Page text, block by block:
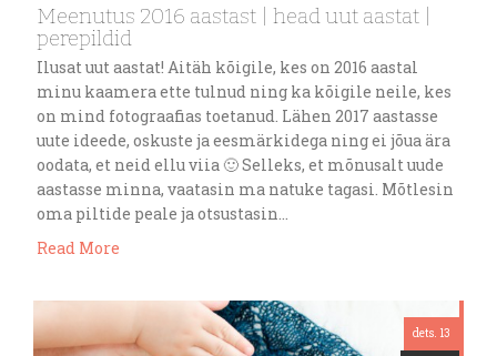
Meenutus 2016 aastast | head uut aastat |
perepildid
Ilusat uut aastat! Aitäh kõigile, kes on 2016 aastal
minu kaamera ette tulnud ning ka kõigile neile, kes
on mind fotograafias toetanud. Lähen 2017 aastasse
uute ideede, oskuste ja eesmärkidega ning ei jõua ära
oodata, et neid ellu viia 🙂 Selleks, et mõnusalt uude
aastasse minna, vaatasin ma natuke tagasi. Mõtlesin
oma piltide peale ja otsustasin…
Read More
dets. 13